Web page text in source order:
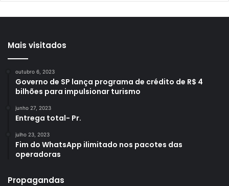
Mais visitados
outubro 6, 2023
Governo de SP lança programa de crédito de R$ 4
bilhões para impulsionar turismo
junho 27, 2023
Entrega total- Pr.
julho 23, 2023
Fim do WhatsApp ilimitado nos pacotes das
operadoras
Propagandas